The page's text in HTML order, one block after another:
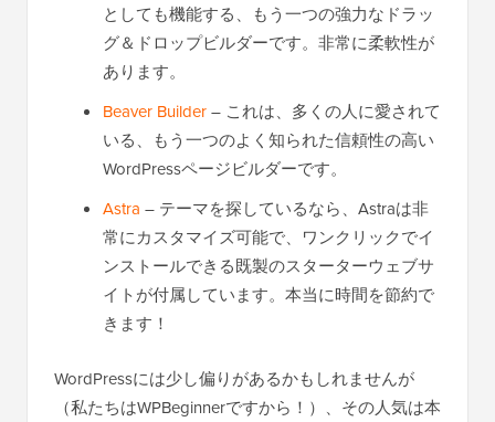
としても機能する、もう一つの強力なドラッ
グ＆ドロップビルダーです。非常に柔軟性が
あります。
Beaver Builder– これは、多くの人に愛されて
いる、もう一つのよく知られた信頼性の高い
WordPressページビルダーです。
Astra – テーマを探しているなら、Astraは非
常にカスタマイズ可能で、ワンクリックでイ
ンストールできる既製のスターターウェブサ
イトが付属しています。本当に時間を節約で
きます！
WordPressには少し偏りがあるかもしれませんが
（私たちはWPBeginnerですから！）、その人気は本